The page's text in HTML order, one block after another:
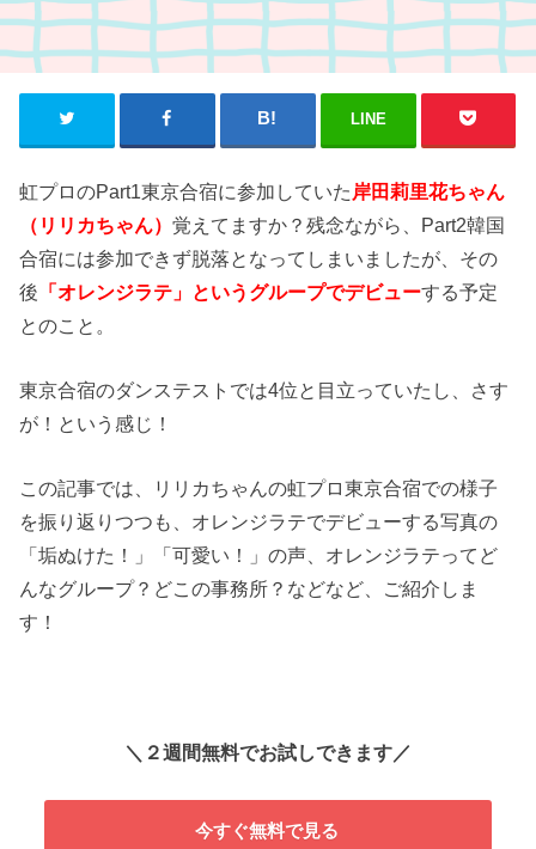
LINE
虹プロのPart1東京合宿に参加していた 岸田莉里花ちゃん
（リリカちゃん）覚えてますか？残念ながら、Part2韓国
合宿には参加できず脱落となってしまいましたが、その
後 「オレンジラテ」というグループでデビューする予定
とのこと。
東京合宿のダンステストでは4位と目立っていたし、さす
が！という感じ！
この記事では、リリカちゃんの虹プロ東京合宿での様子
を振り返りつつも、オレンジラテでデビューする写真の
「垢ぬけた！」「可愛い！」の声、オレンジラテってど
んなグループ？どこの事務所？などなど、ご紹介しま
す！
＼２週間無料でお試しできます／
今すぐ無料で見る